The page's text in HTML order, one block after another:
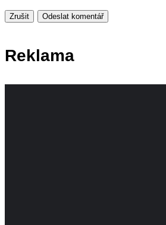
Zrušit Odeslat komentář
Reklama